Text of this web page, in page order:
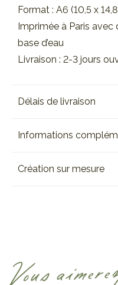
Format : A6 (10,5 x
Imprimée à Paris
base d’eau
Livraison : 2-3 jours
Délais de livraison
Informations
Création sur mesure
Vous